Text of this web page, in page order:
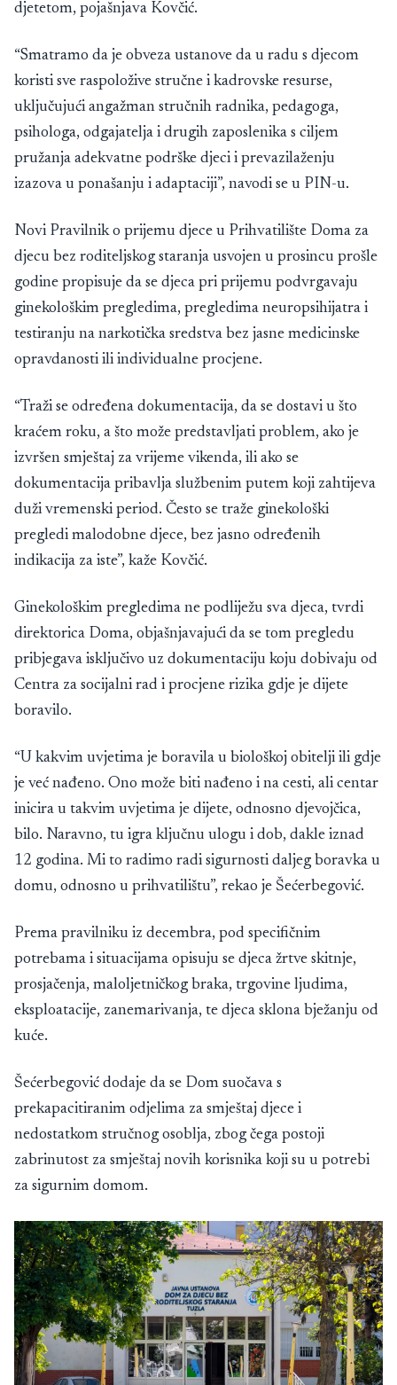
djetetom, pojašnjava Kovčić.
“Smatramo da je obveza ustanove da u radu s djecom
koristi sve raspoložive stručne i kadrovske resurse,
uključujući angažman stručnih radnika, pedagoga,
psihologa, odgajatelja i drugih zaposlenika s ciljem
pružanja adekvatne podrške djeci i prevazilaženju
izazova u ponašanju i adaptaciji”, navodi se u PIN-u.
Novi Pravilnik o prijemu djece u Prihvatilište Doma za
djecu bez roditeljskog staranja usvojen u prosincu prošle
godine propisuje da se djeca pri prijemu podvrgavaju
ginekološkim pregledima, pregledima neuropsihijatra i
testiranju na narkotička sredstva bez jasne medicinske
opravdanosti ili individualne procjene.
“Traži se određena dokumentacija, da se dostavi u što
kraćem roku, a što može predstavljati problem, ako je
izvršen smještaj za vrijeme vikenda, ili ako se
dokumentacija pribavlja službenim putem koji zahtijeva
duži vremenski period. Često se traže ginekološki
pregledi malodobne djece, bez jasno određenih
indikacija za iste”, kaže Kovčić.
Ginekološkim pregledima ne podliježu sva djeca, tvrdi
direktorica Doma, objašnjavajući da se tom pregledu
pribjegava isključivo uz dokumentaciju koju dobivaju od
Centra za socijalni rad i procjene rizika gdje je dijete
boravilo.
“U kakvim uvjetima je boravila u biološkoj obitelji ili gdje
je već nađeno. Ono može biti nađeno i na cesti, ali centar
inicira u takvim uvjetima je dijete, odnosno djevojčica,
bilo. Naravno, tu igra ključnu ulogu i dob, dakle iznad
12 godina. Mi to radimo radi sigurnosti daljeg boravka u
domu, odnosno u prihvatilištu”, rekao je Šećerbegović.
Prema pravilniku iz decembra, pod specifičnim
potrebama i situacijama opisuju se djeca žrtve skitnje,
prosjačenja, maloljetničkog braka, trgovine ljudima,
eksploatacije, zanemarivanja, te djeca sklona bježanju od
kuće.
Šećerbegović dodaje da se Dom suočava s
prekapacitiranim odjelima za smještaj djece i
nedostatkom stručnog osoblja, zbog čega postoji
zabrinutost za smještaj novih korisnika koji su u potrebi
za sigurnim domom.